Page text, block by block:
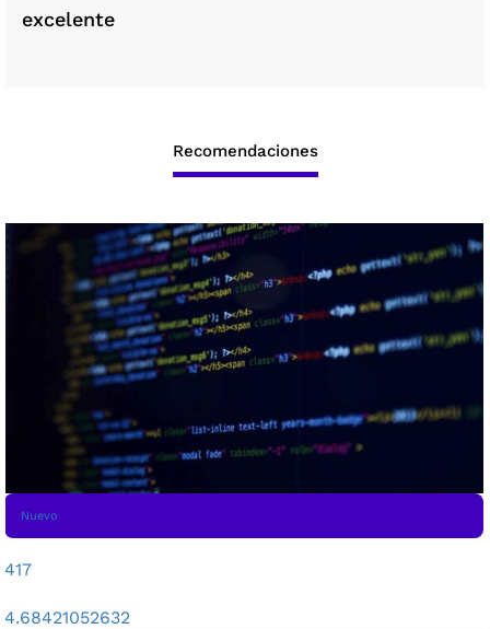
excelente
Recomendaciones
Nuevo
417
4.68421052632